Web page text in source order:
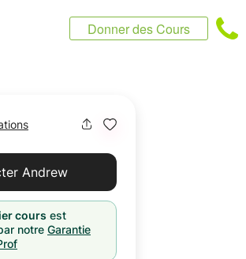
Donner des Cours
Andrew
cours est
notre Garantie